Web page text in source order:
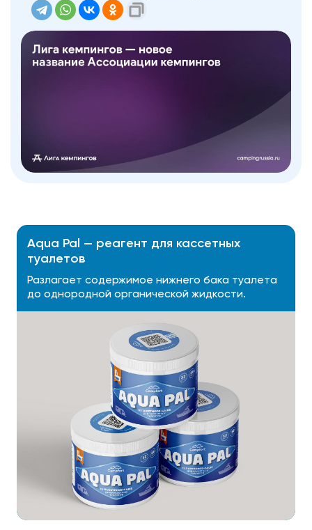
Aqua Pal — pеагент для кассетных
туалетов
Разлагает содержимое нижнего бака туалета
до однородной органической жидкости.